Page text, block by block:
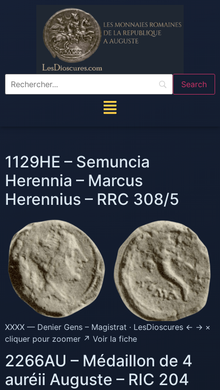
1129HE – Semuncia
Herennia – Marcus
Herennius – RRC 308/5
XXXX — Denier Gens – Magistrat · LesDioscures ← → ×
cliquer pour zoomer ↗ Voir la fiche
2266AU – Médaillon de 4
auréii Auguste – RIC 204